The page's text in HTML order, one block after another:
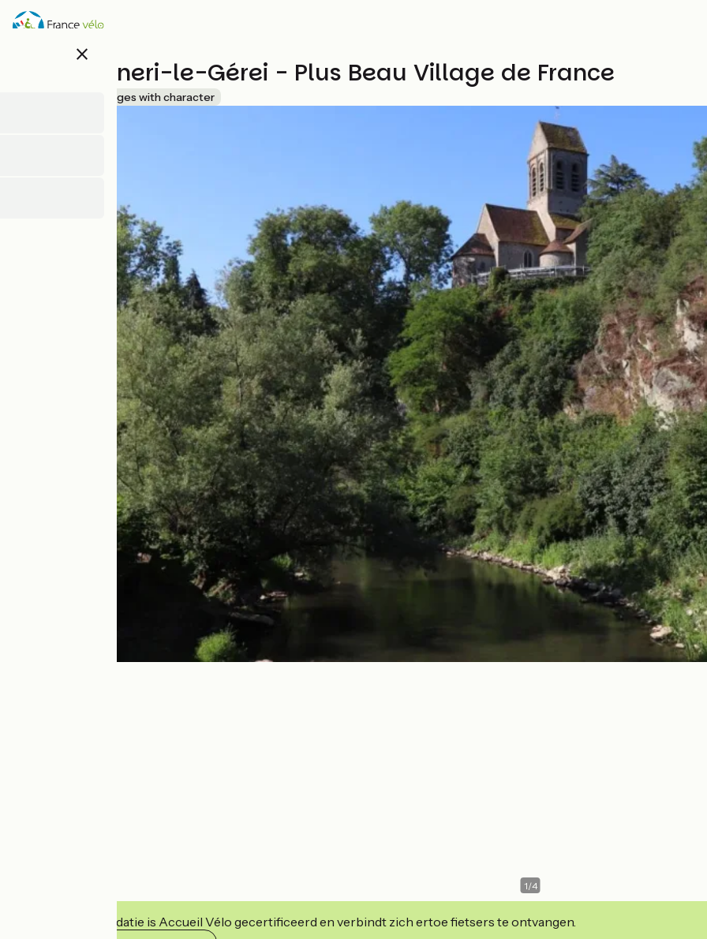
Overslaan
en
close
Saint-Céneri-le-Gérei - Plus Beau Village de France
Villages with character
1/4
Deze accommodatie is Accueil Vélo gecertificeerd en verbindt zich ertoe fietsers te ontvangen.